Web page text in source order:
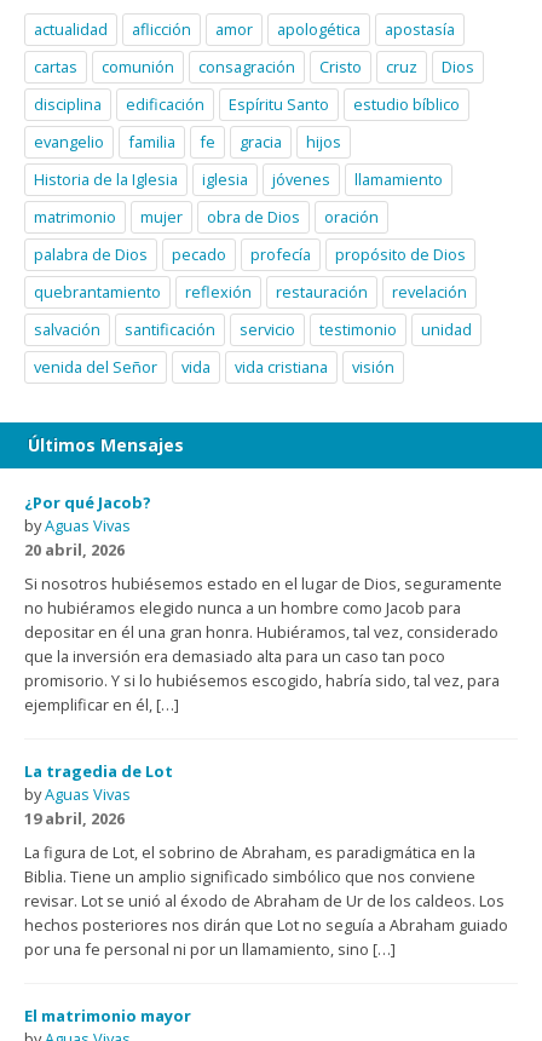
actualidad aflicción amor apologética
apostasía
cartas
comunión consagración Cristo cruz
Dios
disciplina
edificación Espíritu Santo
estudio bíblico
evangelio
familia fe gracia
hijos
Historia de la Iglesia
iglesia jóvenes
llamamiento
matrimonio
mujer obra de Dios
oración
palabra de Dios
pecado profecía
propósito de Dios
quebrantamiento
reflexión restauración
revelación
salvación
santificación servicio testimonio
unidad
venida del Señor
vida vida cristiana visión
Últimos Mensajes
¿Por qué Jacob?
byAguas Vivas
20 abril, 2026
Si nosotros hubiésemos estado en el lugar de Dios, seguramente
no hubiéramos elegido nunca a un hombre como Jacob para
depositar en él una gran honra. Hubiéramos, tal vez, considerado
que la inversión era demasiado alta para un caso tan poco
promisorio. Y si lo hubiésemos escogido, habría sido, tal vez, para
ejemplificar en él, […]
La tragedia de Lot
byAguas Vivas
19 abril, 2026
La figura de Lot, el sobrino de Abraham, es paradigmática en la
Biblia. Tiene un amplio significado simbólico que nos conviene
revisar. Lot se unió al éxodo de Abraham de Ur de los caldeos. Los
hechos posteriores nos dirán que Lot no seguía a Abraham guiado
por una fe personal ni por un llamamiento, sino […]
El matrimonio mayor